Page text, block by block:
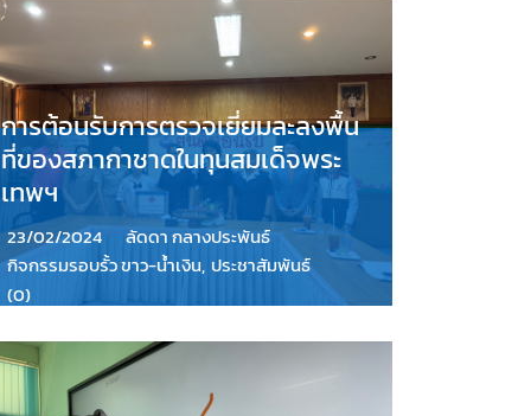
การต้อนรับการตรวจเยี่ยมละลงพื้น
ที่ของสภากาชาดในทุนสมเด็จพระ
เทพฯ
23/02/2024
ลัดดา กลางประพันธ์
กิจกรรมรอบรั้ว ขาว-น้ำเงิน, ประชาสัมพันธ์
(0)